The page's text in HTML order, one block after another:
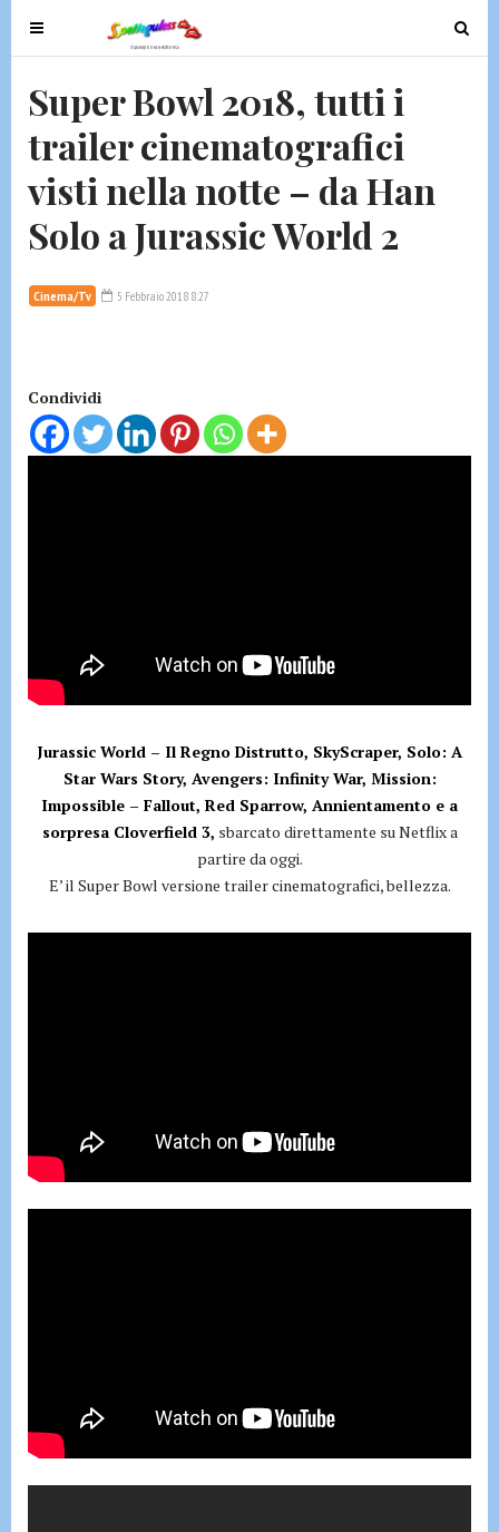
T
o
g
l
e
n
v
g
o
n
T
o
Super Bowl 2018, tutti i
trailer cinematografici
visti nella notte – da Han
Solo a Jurassic World 2
Cinema/Tv 5 Febbraio 2018 8:27
Condividi
Jurassic World – Il Regno Distrutto, SkyScraper, Solo: A
Star Wars Story, Avengers: Infinity War, Mission:
Impossible – Fallout, Red Sparrow, Annientamento e a
sorpresa Cloverfield 3, sbarcato direttamente su Netflix a
partire da oggi.
E’ il Super Bowl versione trailer cinematografici, bellezza.